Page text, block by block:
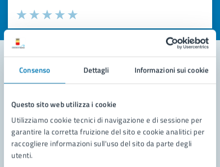
Consenso Dettagli Informazioni sui cookie
Questo sito web utilizza i cookie
Utilizziamo cookie tecnici di navigazione e di sessione per
garantire la corretta fruizione del sito e cookie analitici per
raccogliere informazioni sull'uso del sito da parte degli
utenti.
Valuta la chiarezza delle informazioni (da 1 a 5 stelle)
Seleziona il numero di stelle per valutare la chiarezza delle
Valuta 5 stelle su 5
Valuta 4 stelle su 5
Valuta 3 stelle su 5
Valuta 2 stelle su 5
Valuta 1 stelle su 5
Contatta il comune
Leggi le domande frequenti
Richiedi assistenza
Prenota appuntamento